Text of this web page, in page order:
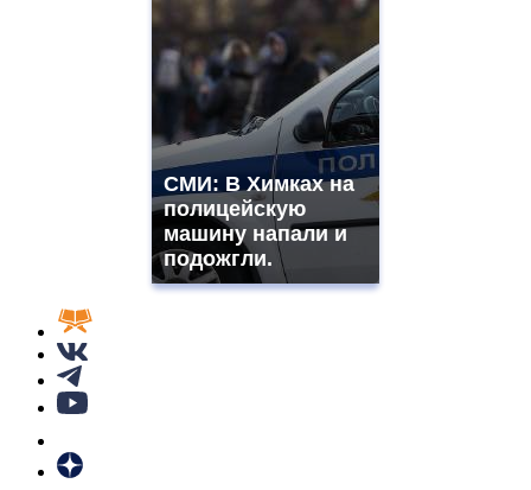
СМИ: В Химках на
полицейскую
машину напали и
подожгли.